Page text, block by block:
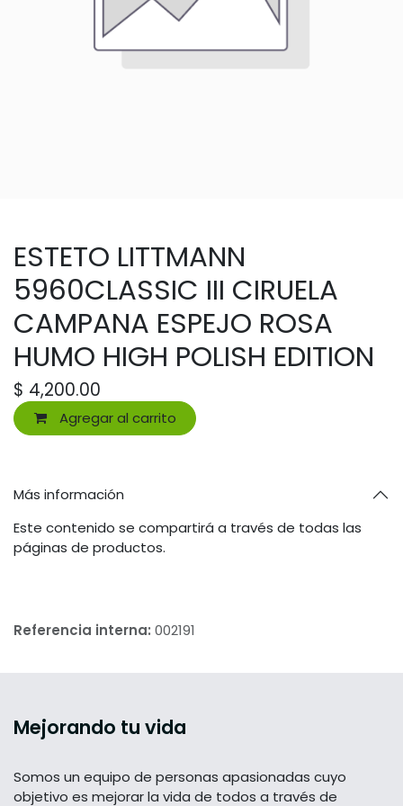
ESTETO LITTMANN
5960CLASSIC III CIRUELA
CAMPANA ESPEJO ROSA
HUMO HIGH POLISH EDITION
$ 4,200.00
Agregar al carrito
Más información
Este contenido se compartirá a través de todas las
páginas de productos.
Referencia interna: 002191
Mejorando tu vida
Somos un equipo de personas apasionadas cuyo
objetivo es mejorar la vida de todos a través de